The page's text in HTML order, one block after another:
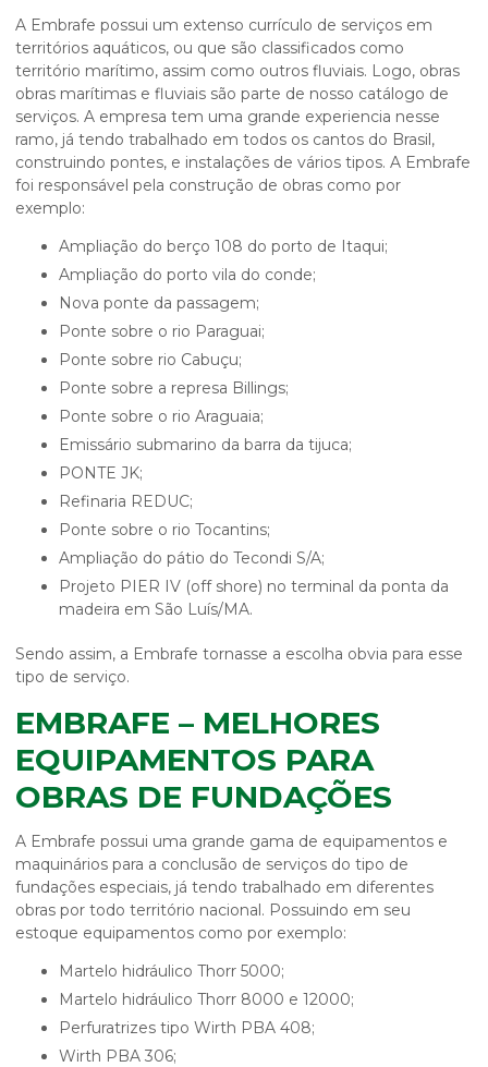
A Embrafe possui um extenso currículo de serviços em
territórios aquáticos, ou que são classificados como
território marítimo, assim como outros fluviais. Logo, obras
obras marítimas e fluviais são parte de nosso catálogo de
serviços. A empresa tem uma grande experiencia nesse
ramo, já tendo trabalhado em todos os cantos do Brasil,
construindo pontes, e instalações de vários tipos. A Embrafe
foi responsável pela construção de obras como por
exemplo:
Ampliação do berço 108 do porto de Itaqui;
Ampliação do porto vila do conde;
Nova ponte da passagem;
Ponte sobre o rio Paraguai;
Ponte sobre rio Cabuçu;
Ponte sobre a represa Billings;
Ponte sobre o rio Araguaia;
Emissário submarino da barra da tijuca;
PONTE JK;
Refinaria REDUC;
Ponte sobre o rio Tocantins;
Ampliação do pátio do Tecondi S/A;
Projeto PIER IV (off shore) no terminal da ponta da
madeira em São Luís/MA.
Sendo assim, a Embrafe tornasse a escolha obvia para esse
tipo de serviço.
EMBRAFE – MELHORES
EQUIPAMENTOS PARA
OBRAS DE FUNDAÇÕES
A Embrafe possui uma grande gama de equipamentos e
maquinários para a conclusão de serviços do tipo de
fundações especiais, já tendo trabalhado em diferentes
obras por todo território nacional. Possuindo em seu
estoque equipamentos como por exemplo:
Martelo hidráulico Thorr 5000;
Martelo hidráulico Thorr 8000 e 12000;
Perfuratrizes tipo Wirth PBA 408;
Wirth PBA 306;